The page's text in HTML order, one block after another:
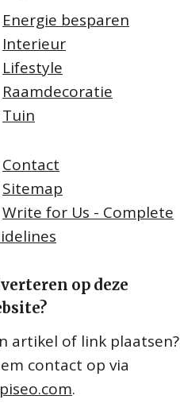
Energie besparen
Interieur
Lifestyle
Raamdecoratie
Tuin
Contact
Sitemap
Write for Us - Complete
op deze
artikel of link plaatsen?
contact op via
.